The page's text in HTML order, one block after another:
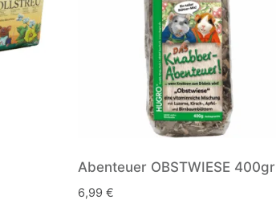
Abenteuer OBSTWIESE 400gr
6,99 €